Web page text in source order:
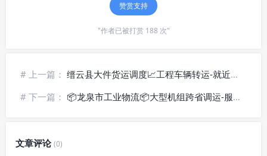
赞赏支持
"作者已被打赏 188 次"
# 上一篇： 缙云县大件货运调度📈工程车辆转运-就近派车
# 下一篇： 📦龙泉市工业物流📦大型机组跨省调运-服务周全
文章评论(0)